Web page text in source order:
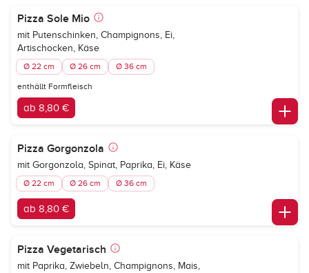
Pizza Sole Mio
mit Putenschinken, Champignons, Ei,
Artischocken, Käse
Ø 22 cm Ø 26 cm Ø 36 cm
enthällt Formfleisch
ab 8,80 €
Pizza Gorgonzola
mit Gorgonzola, Spinat, Paprika, Ei, Käse
Ø 22 cm Ø 26 cm Ø 36 cm
ab 8,80 €
Pizza Vegetarisch
mit Paprika, Zwiebeln, Champignons, Mais,